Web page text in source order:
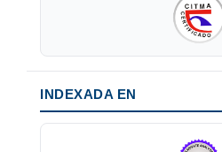
INDEXADA EN